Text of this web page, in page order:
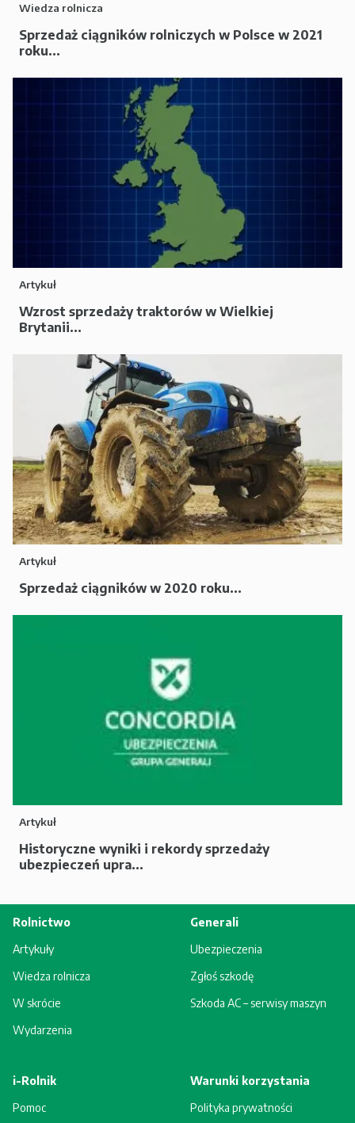
Wiedza rolnicza
Sprzedaż ciągników rolniczych w Polsce w 2021
roku...
Artykuł
Wzrost sprzedaży traktorów w Wielkiej
Brytanii...
Artykuł
Sprzedaż ciągników w 2020 roku...
Artykuł
Historyczne wyniki i rekordy sprzedaży
ubezpieczeń upra...
Rolnictwo
Artykuły
Wiedza rolnicza
W skrócie
Wydarzenia
Generali
Ubezpieczenia
Zgłoś szkodę
Szkoda AC – serwisy maszyn
i-Rolnik
Pomoc
Warunki korzystania
Polityka prywatności